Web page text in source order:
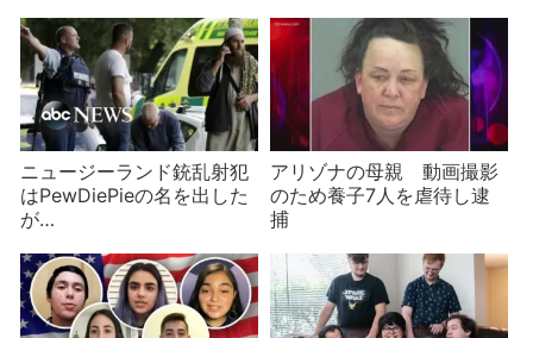
しい？
手
ニュージーランド銃乱射犯
はPewDiePieの名を出した
が…
アリゾナの母親 動画撮影
のため養子7人を虐待し逮
捕